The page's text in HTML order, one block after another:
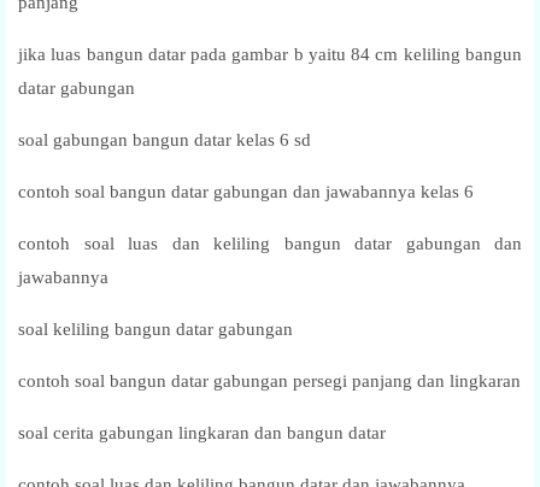
jika luas bangun datar pada gambar b yaitu 84 cm keliling bangun
datar gabungan
soal gabungan bangun datar kelas 6 sd
contoh soal bangun datar gabungan dan jawabannya kelas 6
contoh soal luas dan keliling bangun datar gabungan dan
jawabannya
soal keliling bangun datar gabungan
contoh soal bangun datar gabungan persegi panjang dan lingkaran
soal cerita gabungan lingkaran dan bangun datar